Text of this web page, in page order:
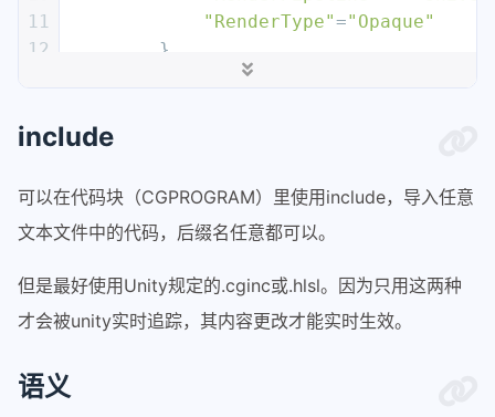
11
12
15
17
19
21
22
24
"RenderType"="Opaque"
        }
这里的LOD大于450，就会找下一个
        Pass
// 用于管理一组顶点/像素着色器
/*
BRP中支持多个常规Pass，每个Pass作
include
可以在代码块（CGPROGRAM）里使用include，导入任意
文本文件中的代码，后缀名任意都可以。
但是最好使用Unity规定的.cginc或.hlsl。因为只用这两种
才会被unity实时追踪，其内容更改才能实时生效。
语义